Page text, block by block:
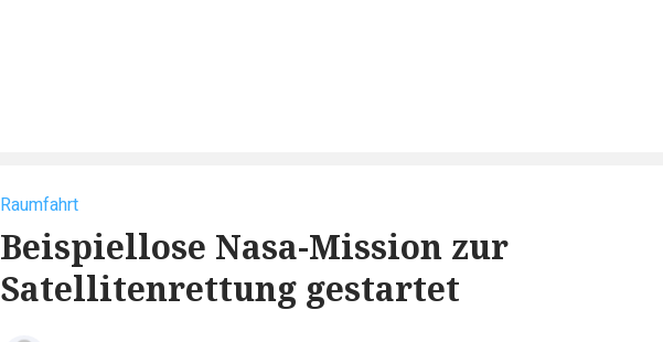
Raumfahrt
Beispiellose Nasa-Mission zur
Satellitenrettung gestartet